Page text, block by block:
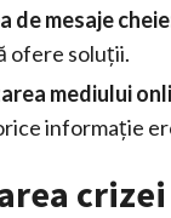
de mesaje
ofere soluții.
mediului
informație